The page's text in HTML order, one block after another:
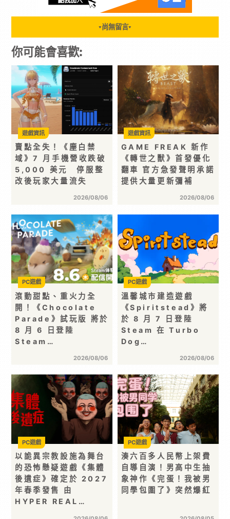
▼ 尚無留言▼
你可能會喜歡:
賣點全失！《塵白禁
域》7 月手機營收跌破
5,000 美元 停服整
改後玩家大量流失
2026/08/06
遊戲資訊
GAME FREAK 新作
《轉世之獸》首發優化
翻車 官方急發聲明承諾
提供大量更新彌補
2026/08/06
遊戲資訊
滾動甜點、重火力全
開！《Chocolate
Parade》試玩版 將於
8 月 6 日登陸
Steam…
2026/08/06
PC遊戲
溫馨城市建造遊戲
《Spiritstead》將
於 8 月 7 日登陸
Steam 在 Turbo
Dog…
2026/08/06
PC遊戲
以詭異宗教設施為舞台
的恐怖懸疑遊戲《集體
後遺症》確定於 2027
年春季發售 由
HYPER REAL…
PC遊戲
湊六百多人民幣上架費
自導自演！男高中生抽
象神作《完蛋！我被男
同學包圍了》突然爆紅
PC遊戲